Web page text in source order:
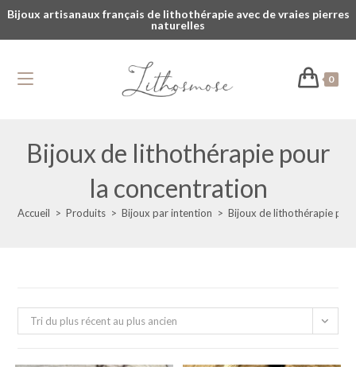
Bijoux artisanaux français de lithothérapie avec de vraies pierres
naturelles
0
Bijoux de lithothérapie pour
la concentration
Accueil > Produits > Bijoux par intention > Bijoux de lithothérapie
Tri du plus récent au plus ancien